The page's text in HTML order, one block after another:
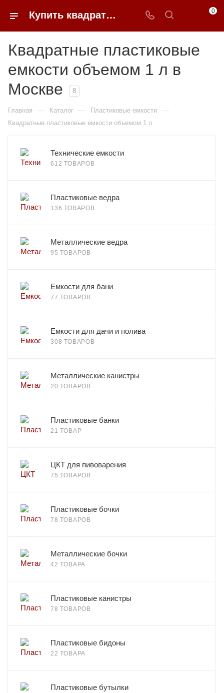
Купить квадратные пластиковые емкости объемом 1 л в Москве | 0FFER 0
Квадратные пластиковые
емкости объемом 1 л в
Москве
8
Главная — Каталог — Пластиковые емкости —
Квадратные пластиковые емкости объемом 1 л
Технические емкости
612 ТОВАРОВ
Пластиковые ведра
136 ТОВАРОВ
Металлические ведра
95 ТОВАРОВ
Емкости для бани
77 ТОВАРОВ
Емкости для дачи и полива
308 ТОВАРОВ
Металлические канистры
20 ТОВАРОВ
Пластиковые банки
21 ТОВАР
ЦКТ для пивоварения
75 ТОВАРОВ
Пластиковые бочки
78 ТОВАРОВ
Металлические бочки
42 ТОВАРА
Пластиковые канистры
78 ТОВАРОВ
Пластиковые бидоны
22 ТОВАРА
Пластиковые бутылки